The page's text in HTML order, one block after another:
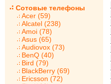
Сотовые телефоны
Acer (59)
Alcatel (238)
Amoi (78)
Asus (65)
Audiovox (73)
BenQ (40)
Bird (79)
BlackBerry (69)
Ericsson (72)